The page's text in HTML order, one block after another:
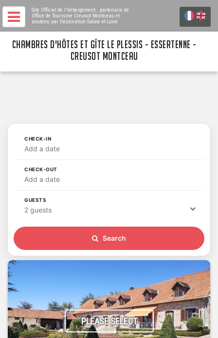
Site Officiel de l'hébergement , partenaire de
Office de Tourisme Creusot Montceau et
soutenu par Destination Saône et Loire
CHAMBRES D'HÔTES ET GÎTE LE PLESSIS - ESSERTENNE -
CREUSOT MONTCEAU
CHECK-IN
Add a date
CHECK-OUT
Add a date
GUESTS
2 guests
Search
PLEASE SELECT